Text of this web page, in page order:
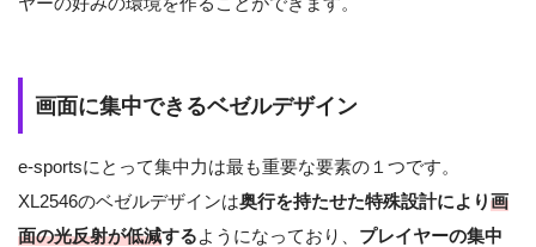
画面に集中できるベゼルデザイン
e-sportsにとって集中力は最も重要な要素の１つです。
XL2546のベゼルデザインは奥行を持たせた特殊設計により画
面の光反射が低減するようになっており、 プレイヤーの集中